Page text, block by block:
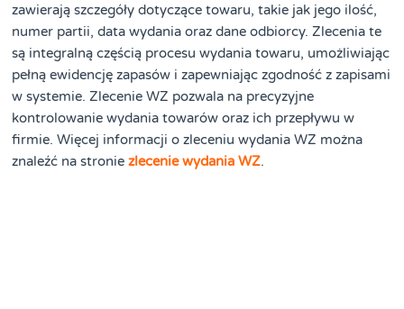
zawierają szczegóły dotyczące towaru, takie jak jego ilość,
numer partii, data wydania oraz dane odbiorcy. Zlecenia te
są integralną częścią procesu wydania towaru, umożliwiając
pełną ewidencję zapasów i zapewniając zgodność z zapisami
w systemie. Zlecenie WZ pozwala na precyzyjne
kontrolowanie wydania towarów oraz ich przepływu w
firmie. Więcej informacji o zleceniu wydania WZ można
znaleźć na stroniezlecenie wydania WZ.